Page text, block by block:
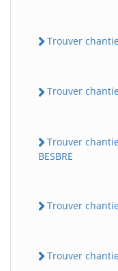
Trouver
Trouver
Trouver
BESBRE
Trouver
Trouver